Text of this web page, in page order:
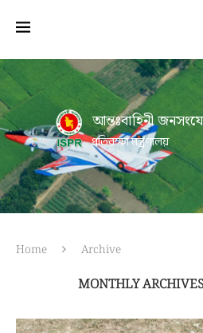
আন্তঃবাহিনী
প্রতিরক্ষা মন্ত্রণালয়
Home Archive
MONTHLY ARCHIVES